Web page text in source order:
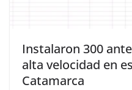
Instalaron 300
alta velocidad en
Catamarca